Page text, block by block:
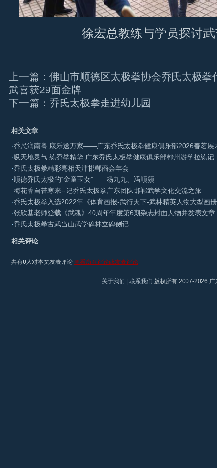
徐宏总教练与学员探讨
上一篇：佛山市顺德区太极拳协会乔氏太极
武喜获29面金牌
下一篇：乔氏太极拳走进幼儿园
相关文章
·乔尺润南粤 康乐送万家——广东乔氏太极拳健康俱乐部2026春茗展
·吸天地灵气 练乔拳精华 广东乔氏太极拳健康俱乐部郴州游学拉练记
·乔氏太极拳精彩亮相天津邯郸商会年会
· 顺德乔氏太极的“金童玉女”——杨九九、冯顺颜
·梅花香自苦寒来--记乔氏太极拳广东团队邯郸武学文化交流之旅
·乔氏太极拳入选2022年《体育画报-武行天下-武林精英人物大型画册
·张欣基老师登载《武魂》40周年年度第6期杂志封面人物并发表文章
·乔氏太极拳古武当山武学碑林立碑侧记
相关评论
共有0人对本文发表评论 查看所有评论或发表评论
关于我们 联系我们 版权所有 2007-2026